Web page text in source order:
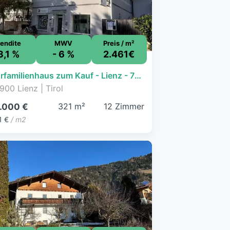
%
MWV
- 6 %
Preis / m²
2.461€
Mehrfamilienhaus zum Kauf - Lienz - 790.000 € - 12 Zimmer, 321 m²
Lienz | Tirol
€
€ / m2
321 m² 12 Zimmer